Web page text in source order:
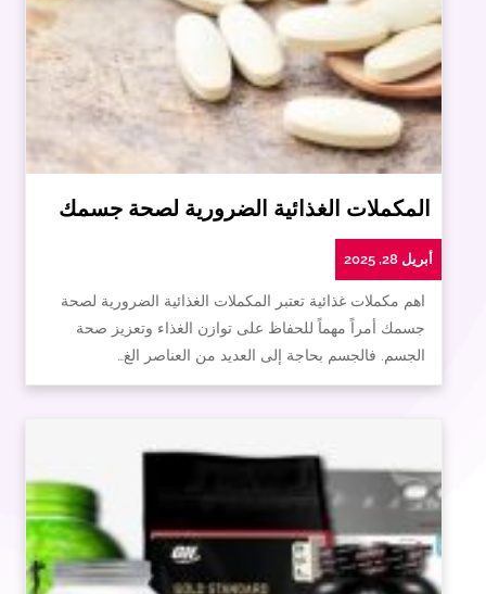
المكملات الغذائية الضرورية لصحة جسمك
أبريل 28, 2025
اهم مكملات غذائية تعتبر المكملات الغذائية الضرورية لصحة
جسمك أمراً مهماً للحفاظ على توازن الغذاء وتعزيز صحة
الجسم. فالجسم بحاجة إلى العديد من العناصر الغ…